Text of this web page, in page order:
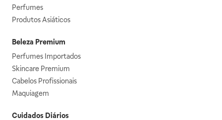
Perfumes
Produtos Asiáticos
Beleza Premium
Perfumes Importados
Skincare Premium
Cabelos Profissionais
Maquiagem
Cuidados Diários